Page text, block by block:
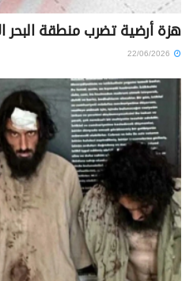
هزة أرضية تضرب منطقة البحر